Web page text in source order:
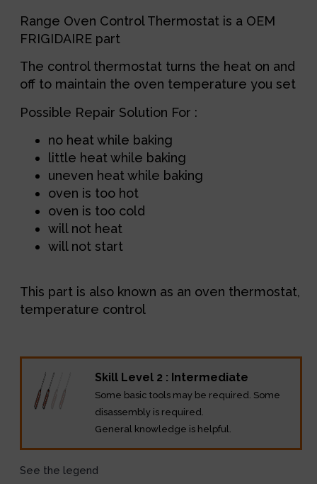
Range Oven Control Thermostat is a OEM
FRIGIDAIRE part
The control thermostat turns the heat on and
off to maintain the oven temperature you set
Possible Repair Solution For :
no heat while baking
little heat while baking
uneven heat while baking
oven is too hot
oven is too cold
will not heat
will not start
This part is also known as an oven thermostat,
temperature control
Skill Level 2 : Intermediate
Some basic tools may be required. Some
disassembly is required.
General knowledge is helpful.
See the legend